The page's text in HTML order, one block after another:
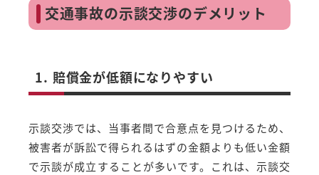
交通事故の示談交渉のデメリット
1. 賠償金が低額になりやすい
示談交渉では、当事者間で合意点を見つけるため、
被害者が訴訟で得られるはずの金額よりも低い金額
で示談が成立することが多いです。これは、示談交